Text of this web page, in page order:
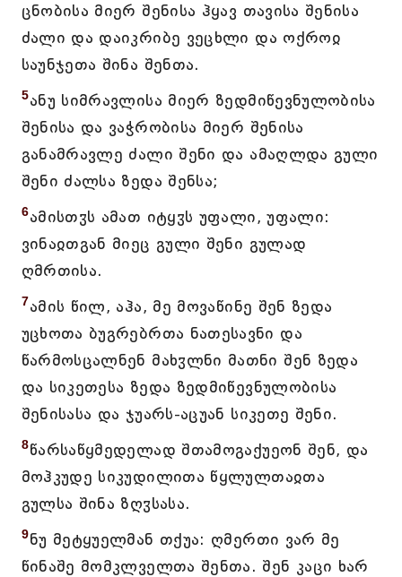
ცნობისა მიერ შენისა ჰყავ თავისა შენისა
ძალი და დაიკრიბე ვეცხლი და ოქროჲ
საუნჯეთა შინა შენთა.
5ანუ სიმრავლისა მიერ ზედმიწევნულობისა
შენისა და ვაჭრობისა მიერ შენისა
განამრავლე ძალი შენი და ამაღლდა გული
შენი ძალსა ზედა შენსა;
6ამისთჳს ამათ იტყჳს უფალი, უფალი:
ვინაჲთგან მიეც გული შენი გულად
ღმრთისა.
7ამის წილ, აჰა, მე მოვაწინე შენ ზედა
უცხოთა ბუგრებრთა ნათესავნი და
წარმოსცალნენ მახჳლნი მათნი შენ ზედა
და სიკეთესა ზედა ზედმიწევნულობისა
შენისასა და ჯუარს-აცუან სიკეთე შენი.
8წარსაწყმედელად შთამოგაქუეონ შენ, და
მოჰკუდე სიკუდილითა წყლულთაჲთა
გულსა შინა ზღჳსასა.
9ნუ მეტყუელმან თქუა: ღმერთი ვარ მე
წინაშე მომკლველთა შენთა. შენ კაცი ხარ